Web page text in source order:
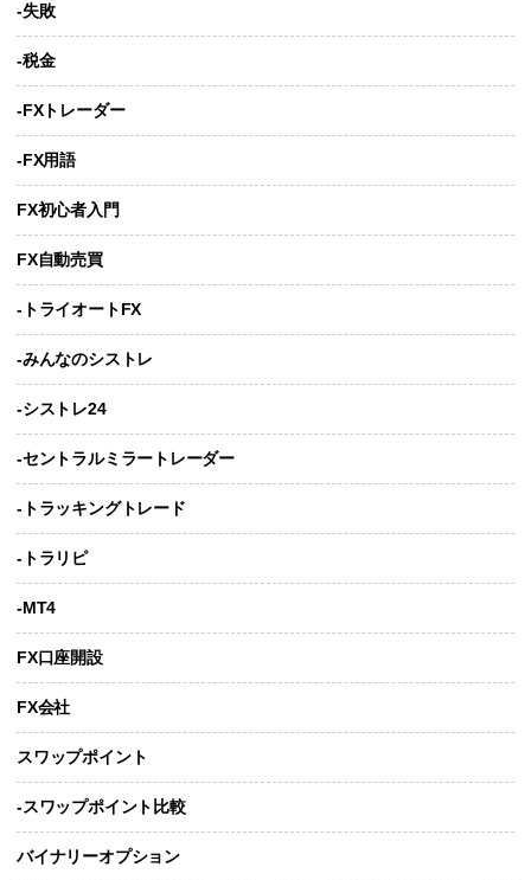
-失敗
-税金
-FXトレーダー
-FX用語
FX初心者入門
FX自動売買
-トライオートFX
-みんなのシストレ
-シストレ24
-セントラルミラートレーダー
-トラッキングトレード
-トラリピ
-MT4
FX口座開設
FX会社
スワップポイント
-スワップポイント比較
バイナリーオプション